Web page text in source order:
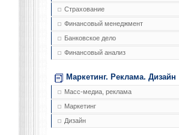
Страхование
Финансовый менеджмент
Банковское дело
Финансовый анализ
Маркетинг. Реклама. Дизайн
Масс-медиа, реклама
Маркетинг
Дизайн